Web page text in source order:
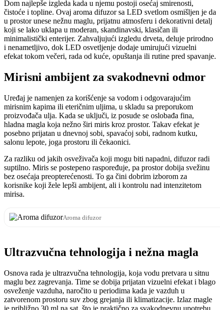
Dom najlepše izgleda kada u njemu postoji osećaj smirenosti,
čistoće i topline. Ovaj aroma difuzor sa LED svetlom osmišljen je da
u prostor unese nežnu maglu, prijatnu atmosferu i dekorativni detalj
koji se lako uklapa u moderan, skandinavski, klasičan ili
minimalistički enterijer. Zahvaljujući izgledu drveta, deluje prirodno
i nenametljivo, dok LED osvetljenje dodaje umirujući vizuelni
efekat tokom večeri, rada od kuće, opuštanja ili rutine pred spavanje.
Mirisni ambijent za svakodnevni odmor
Uređaj je namenjen za korišćenje sa vodom i odgovarajućim
mirisnim kapima ili eteričnim uljima, u skladu sa preporukom
proizvođača ulja. Kada se uključi, iz posude se oslobađa fina,
hladna magla koja nežno širi miris kroz prostor. Takav efekat je
posebno prijatan u dnevnoj sobi, spavaćoj sobi, radnom kutku,
salonu lepote, joga prostoru ili čekaonici.
Za razliku od jakih osveživača koji mogu biti napadni, difuzor radi
suptilno. Miris se postepeno raspoređuje, pa prostor dobija svežinu
bez osećaja preopterećenosti. To ga čini dobrim izborom za
korisnike koji žele lepši ambijent, ali i kontrolu nad intenzitetom
mirisa.
Aroma difuzor
Ultrazvučna tehnologija i nežna magla
Osnova rada je ultrazvučna tehnologija, koja vodu pretvara u sitnu
maglu bez zagrevanja. Time se dobija prijatan vizuelni efekat i blago
osveženje vazduha, naročito u periodima kada je vazduh u
zatvorenom prostoru suv zbog grejanja ili klimatizacije. Izlaz magle
je približno 30 ml na sat, što je praktično za svakodnevnu upotrebu